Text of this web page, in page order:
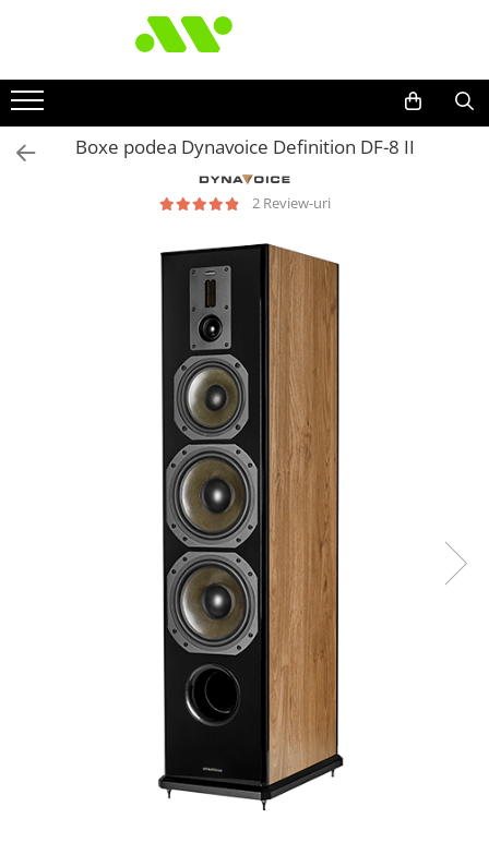
Boxe podea Dynavoice Definition DF-8 II
2 Review-uri